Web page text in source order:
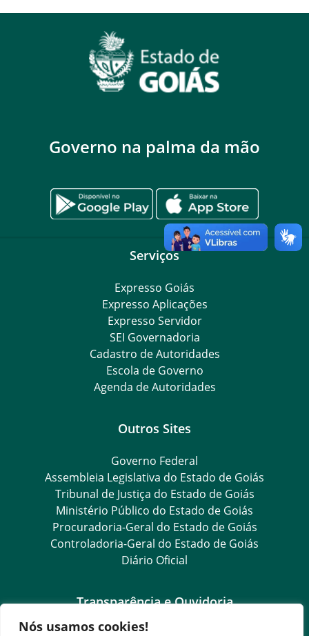
Nós usamos cookies!
Governo na palma da mão
Serviços
Expresso Goiás
Expresso Aplicações
Expresso Servidor
SEI Governadoria
Cadastro de Autoridades
Escola de Governo
Agenda de Autoridades
Outros Sites
Governo Federal
Assembleia Legislativa do Estado de Goiás
Tribunal de Justiça do Estado de Goiás
Ministério Público do Estado de Goiás
Procuradoria-Geral do Estado de Goiás
Controladoria-Geral do Estado de Goiás
Diário Oficial
Transparência e Ouvidoria